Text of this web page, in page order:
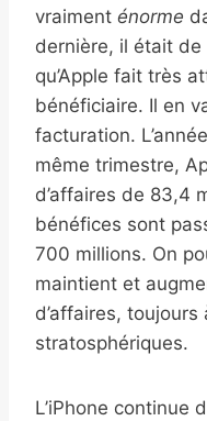
vraiment énorme
dernière, il était
qu’Apple fait très
bénéficiaire. Il en
facturation.
même trimestre,
d’affaires de 83,4
bénéfices sont
700 millions. On
maintient et
d’affaires,
stratosphériques.
L’iPhone continue